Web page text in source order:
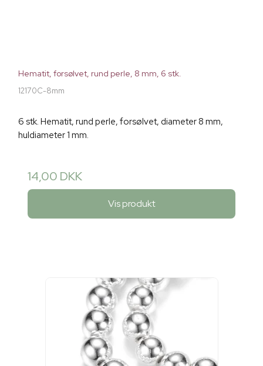
Hematit, forsølvet, rund perle, 8 mm, 6 stk.
12170C-8mm
6 stk. Hematit, rund perle, forsølvet, diameter 8 mm,
huldiameter 1 mm.
14,00 DKK
Vis produkt